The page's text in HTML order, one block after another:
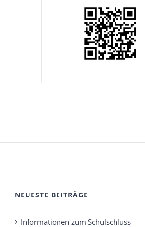
NEUESTE BEITRÄGE
Informationen zum Schulschluss